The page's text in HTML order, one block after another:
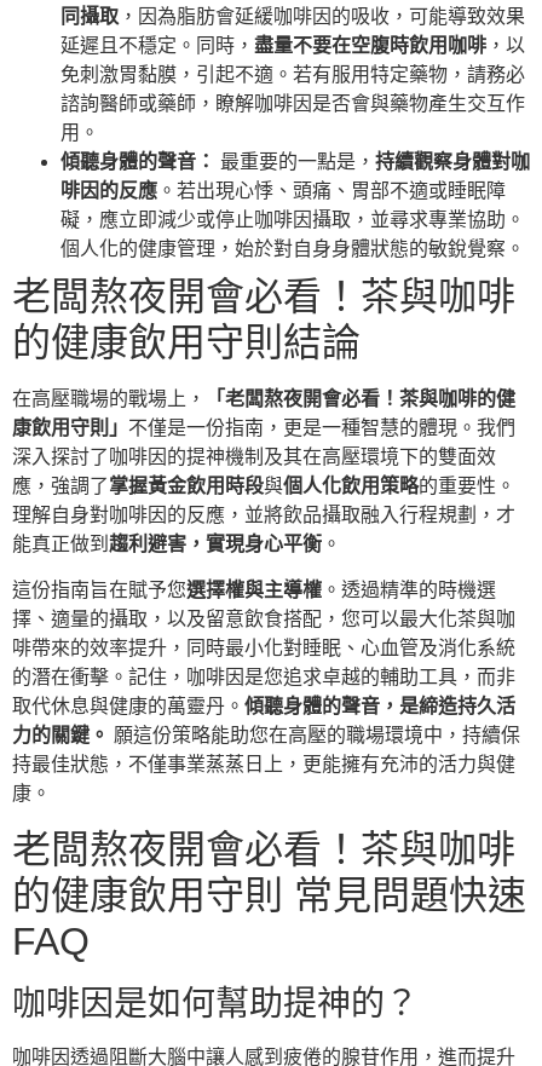
同攝取 ，因為脂肪會延緩咖啡因的吸收，可能導致效果
延遲且不穩定。同時， 盡量不要在空腹時飲用咖啡 ，以
免刺激胃黏膜，引起不適。若有服用特定藥物，請務必
諮詢醫師或藥師，瞭解咖啡因是否會與藥物產生交互作
用。
傾聽身體的聲音：
最重要的一點是， 持續觀察身體對咖
啡因的反應 。若出現心悸、頭痛、胃部不適或睡眠障
礙，應立即減少或停止咖啡因攝取，並尋求專業協助。
個人化的健康管理，始於對自身身體狀態的敏銳覺察。
老闆熬夜開會必看！茶與咖啡
的健康飲用守則結論
在高壓職場的戰場上，
「老闆熬夜開會必看！茶與咖啡的健
康飲用守則」 不僅是一份指南，更是一種智慧的體現。我們
深入探討了咖啡因的提神機制及其在高壓環境下的雙面效
應，強調了掌握黃金飲用時段與個人化飲用策略的重要性。
理解自身對咖啡因的反應，並將飲品攝取融入行程規劃，才
能真正做到 趨利避害，實現身心平衡 。
這份指南旨在賦予您選擇權與主導權 。透過精準的時機選
擇、適量的攝取，以及留意飲食搭配，您可以最大化茶與咖
啡帶來的效率提升，同時最小化對睡眠、心血管及消化系統
的潛在衝擊。記住，咖啡因是您追求卓越的輔助工具，而非
取代休息與健康的萬靈丹。 傾聽身體的聲音，是締造持久活
力的關鍵。 願這份策略能助您在高壓的職場環境中，持續保
持最佳狀態，不僅事業蒸蒸日上，更能擁有充沛的活力與健
康。
老闆熬夜開會必看！茶與咖啡
的健康飲用守則 常見問題快速
FAQ
咖啡因是如何幫助提神的？
咖啡因透過阻斷大腦中讓人感到疲倦的腺苷作用，進而提升